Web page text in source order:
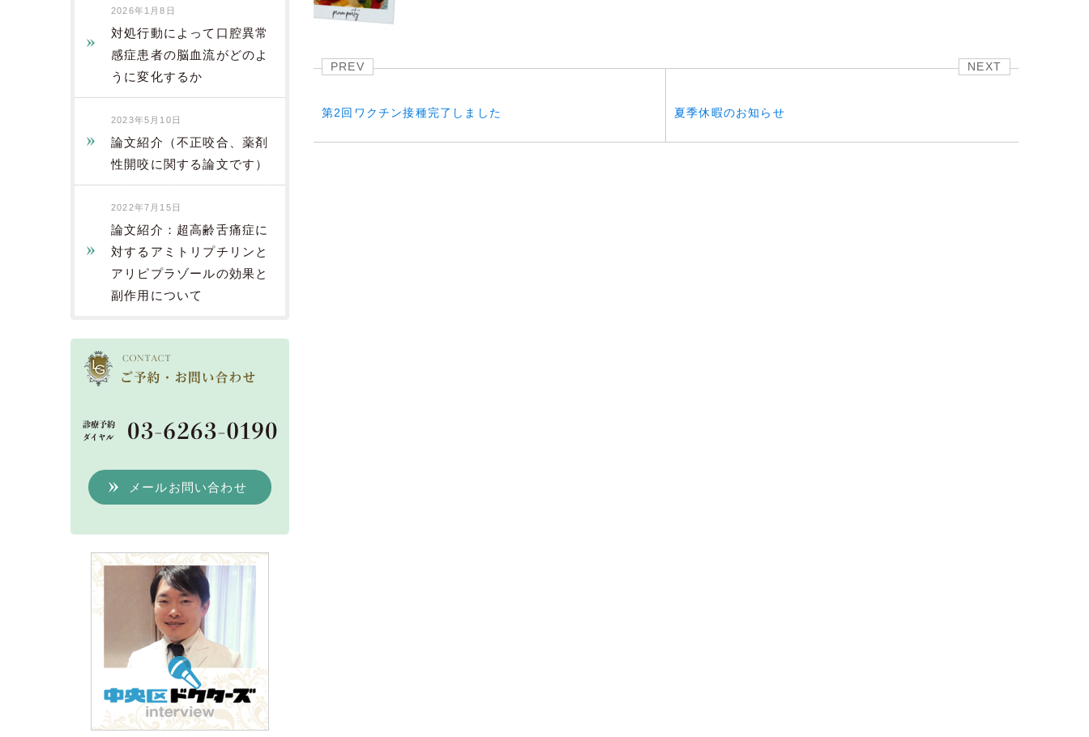
PREV
第2回ワクチン接種完了しました
NEXT
夏季休暇のお知らせ
2026年1月8日
対処行動によって口腔異常
感症患者の脳血流がどのよ
うに変化するか
2023年5月10日
論文紹介（不正咬合、薬剤
性開咬に関する論文です）
2022年7月15日
論文紹介：超高齢舌痛症に
対するアミトリプチリンと
アリピプラゾールの効果と
副作用について
メールお問い合わせ